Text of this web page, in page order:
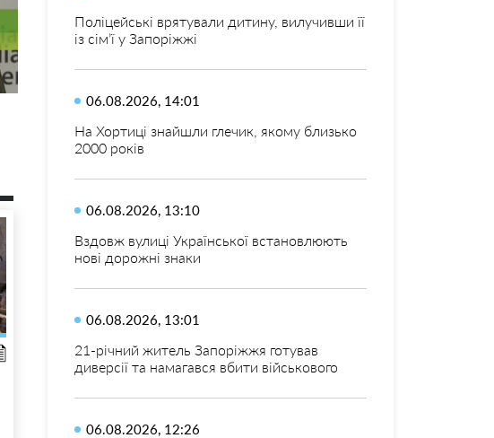
Поліцейські врятували дитину, вилучивши її
із сім’ї у Запоріжжі
06.08.2026, 14:01
На Хортиці знайшли глечик, якому близько
2000 років
06.08.2026, 13:10
Вздовж вулиці Української встановлюють
нові дорожні знаки
06.08.2026, 13:01
21-річний житель Запоріжжя готував
диверсії та намагався вбити військового
06.08.2026, 12:26